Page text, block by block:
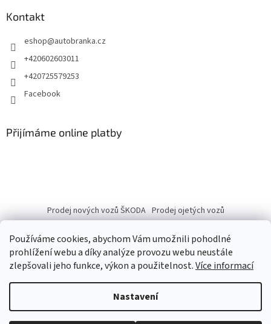
Používáme cookies, abychom Vám umožnili pohodlné
prohlížení webu a díky analýze provozu webu neustále
zlepšovali jeho funkce, výkon a použitelnost.Více informací
Nastavení
Kontakt
eshop@autobranka.cz
+420602603011
+420725579253
Facebook
Přijímáme online platby
Prodej nových vozů ŠKODA Prodej ojetých vozů